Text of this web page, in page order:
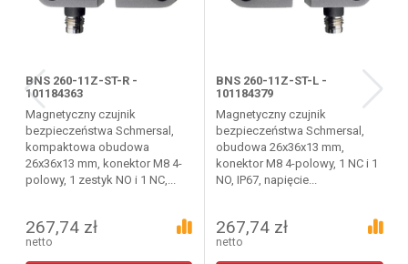
BNS 260-11Z-ST-R -
101184363
Magnetyczny czujnik
bezpieczeństwa Schmersal,
kompaktowa obudowa
26x36x13 mm, konektor M8 4-
polowy, 1 zestyk NO i 1 NC,...
267,74 zł
netto
BNS 260-11Z-ST-L -
101184379
Magnetyczny czujnik
bezpieczeństwa Schmersal,
obudowa 26x36x13 mm,
konektor M8 4-polowy, 1 NC i 1
NO, IP67, napięcie...
267,74 zł
netto